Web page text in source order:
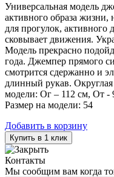
Универсальная модель
активного образа
для прогулок,
сковывает движения.
Модель прекрасно
года. Джемпер прямого
смотрится сдержанно и
длинный рукав.
модели: Ог – 112 см, От -
Размер на модели: 54
Добавить в корзину
Купить в 1 клик
Контакты
Мы сообщим вам когда